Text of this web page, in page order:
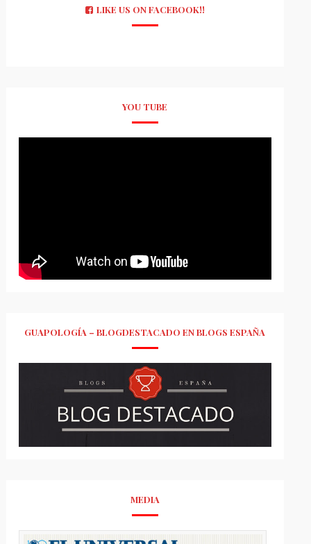
LIKE US ON FACEBOOK!!
YOU TUBE
GUAPOLOGÍA – BLOGDESTACADO EN BLOGS ESPAÑA
MEDIA